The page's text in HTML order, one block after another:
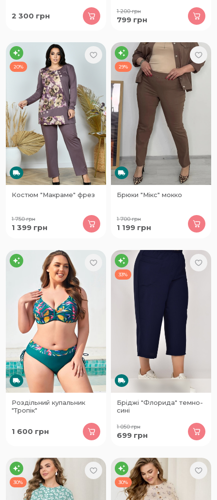
2 300 грн
1 200грн
799 грн
20%
Костюм "Макраме" фрез
1 750грн
1 399 грн
29%
Брюки "Мікс" мокко
1 700грн
1 199 грн
Роздільний купальник
"Тропік"
1 600 грн
33%
Бріджі "Флорида" темно-
сині
1 050грн
699 грн
30% 30%